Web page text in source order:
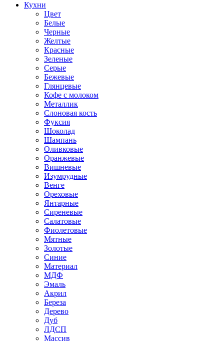
Кухни
Цвет
Белые
Черные
Желтые
Красные
Зеленые
Серые
Бежевые
Глянцевые
Кофе с молоком
Металлик
Слоновая кость
Фуксия
Шоколад
Шампань
Оливковые
Оранжевые
Вишневые
Изумрудные
Венге
Ореховые
Янтарные
Сиреневые
Салатовые
Фиолетовые
Мятные
Золотые
Синие
Материал
МДФ
Эмаль
Акрил
Береза
Дерево
Дуб
ЛДСП
Массив